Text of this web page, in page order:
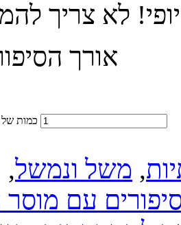
אורך הסיפור:
כמות
, משל ונמשל,
עם